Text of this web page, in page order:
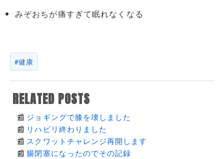
みぞおちが痛すぎて眠れなくなる
健康
RELATED POSTS
ジョギングで膝を壊しました
リハビリ終わりました
スクワットチャレンジ再開します
腸閉塞になったのでその記録